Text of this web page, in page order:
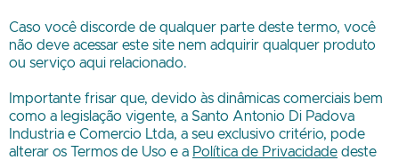
Caso você discorde de qualquer parte deste termo, você
não deve acessar este site nem adquirir qualquer produto
ou serviço aqui relacionado.
Importante frisar que, devido às dinâmicas comerciais bem
como a legislação vigente, a Santo Antonio Di Padova
Industria e Comercio Ltda, a seu exclusivo critério, pode
alterar os Termos de Uso e a Política de Privacidade deste